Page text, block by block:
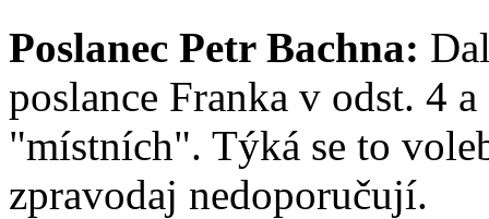
Poslanec Petr Bachna:
poslance Franka v odst. 4
"místních". Týká se to
zpravodaj nedoporučují.